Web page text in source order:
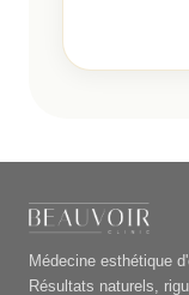
Médecine esthétique
Résultats naturels,